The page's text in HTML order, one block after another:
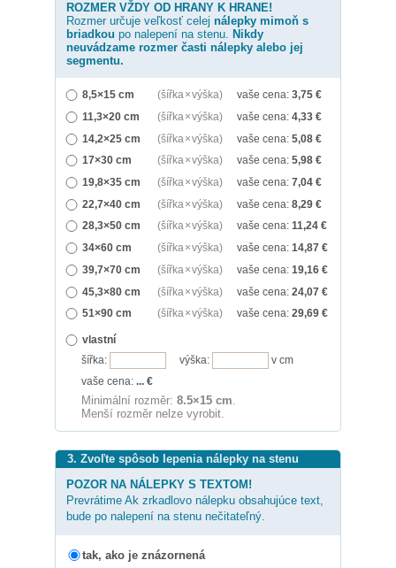
ROZMER VŽDY OD HRANY K HRANE!
Rozmer určuje veľkosť celej nálepky mimoň s
briadkou po nalepení na stenu. Nikdy
neuvádzame rozmer časti nálepky alebo jej
segmentu.
8,5×15 cm (šířka × výška) vaše cena: 3,75 €
11,3×20 cm
(šířka × výška) vaše cena: 4,33 €
14,2×25 cm
(šířka × výška) vaše cena: 5,08 €
17×30 cm
(šířka × výška) vaše cena: 5,98 €
19,8×35 cm
(šířka × výška) vaše cena: 7,04 €
22,7×40 cm
(šířka × výška) vaše cena: 8,29 €
28,3×50 cm
(šířka × výška) vaše cena: 11,24 €
34×60 cm
(šířka × výška) vaše cena: 14,87 €
39,7×70 cm
(šířka × výška) vaše cena: 19,16 €
45,3×80 cm
(šířka × výška) vaše cena: 24,07 €
51×90 cm
(šířka × výška) vaše cena: 29,69 €
vlastní
šířka:
výška:
v cm
vaše cena: ... €
Minimální rozměr: 8.5×15 cm
Menší rozměr nelze vyrobit.
3. Zvoľte spôsob lepenia nálepky na stenu
POZOR NA NÁLEPKY S TEXTOM!
Prevrátime Ak zrkadlovo nálepku obsahujúce text,
bude po nalepení na stenu nečitateľný.
tak, ako je znázornená